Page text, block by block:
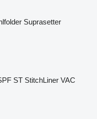
Suprasetter
ST StitchLiner VAC